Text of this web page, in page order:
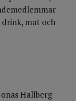
mat och
Hallberg